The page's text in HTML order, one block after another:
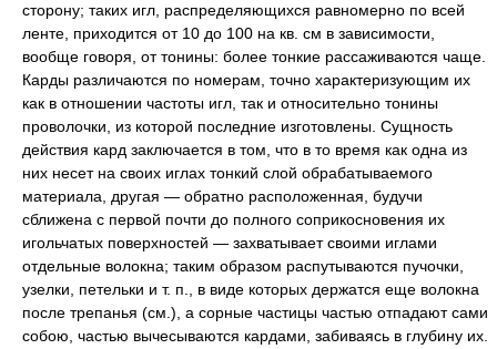
сторону; таких игл, распределяющихся равномерно по всей
ленте, приходится от 10 до 100 на кв. см в зависимости,
вообще говоря, от тонины: более тонкие рассаживаются чаще.
Карды различаются по номерам, точно характеризующим их
как в отношении частоты игл, так и относительно тонины
проволочки, из которой последние изготовлены. Сущность
действия кард заключается в том, что в то время как одна из
них несет на своих иглах тонкий слой обрабатываемого
материала, другая — обратно расположенная, будучи
сближена с первой почти до полного соприкосновения их
игольчатых поверхностей — захватывает своими иглами
отдельные волокна; таким образом распутываются пучочки,
узелки, петельки и т. п., в виде которых держатся еще волокна
после трепанья (см.), а сорные частицы частью отпадают сами
собою, частью вычесываются кардами, забиваясь в глубину их.